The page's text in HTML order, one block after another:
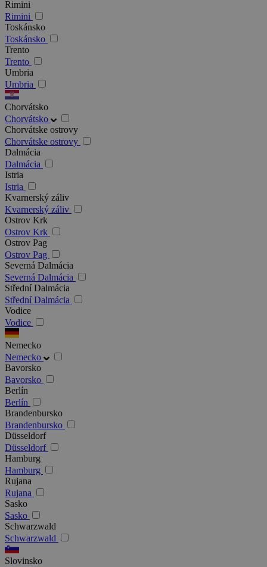
Rimini
Rimini
Toskánsko
Toskánsko
Trento
Trento
Umbria
Umbria
Chorvátsko
Chorvátsko
Chorvátske ostrovy
Chorvátske ostrovy
Dalmácia
Dalmácia
Istria
Istria
Kvarnerský záliv
Kvarnerský záliv
Ostrov Krk
Ostrov Krk
Ostrov Pag
Ostrov Pag
Severná Dalmácia
Severná Dalmácia
Střední Dalmácia
Střední Dalmácia
Vodice
Vodice
Nemecko
Nemecko
Bavorsko
Bavorsko
Berlín
Berlín
Brandenbursko
Brandenbursko
Düsseldorf
Düsseldorf
Hamburg
Hamburg
Rujana
Rujana
Sasko
Sasko
Schwarzwald
Schwarzwald
Slovinsko